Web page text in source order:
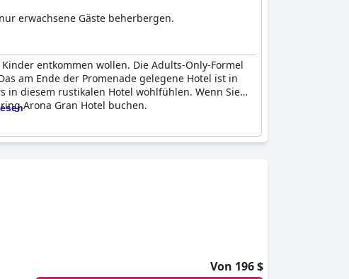
erwachsene Gäste beherbergen.
entkommen wollen. Die Adults-Only-Formel
am Ende der Promenade gelegene Hotel ist in
in diesem rustikalen Hotel wohlfühlen. Wenn Sie
Arona Gran Hotel buchen.
Von 196 $